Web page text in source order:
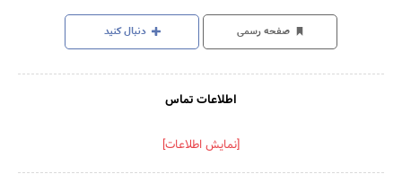
صفحه رسمی دنبال کنید
اطلاعات تماس
[نمایش اطلاعات]